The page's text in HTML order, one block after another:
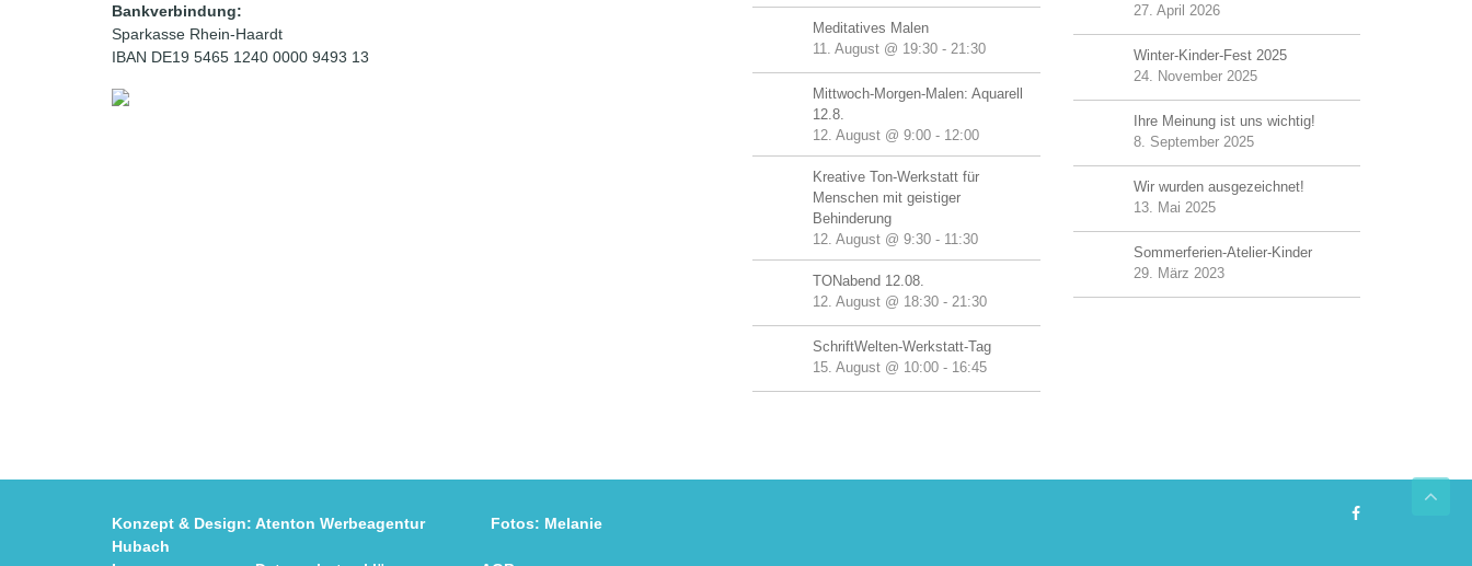
Bankverbindung:
Sparkasse Rhein-Haardt
IBAN DE19 5465 1240 0000 9493 13
Meditatives Malen
11. August @ 19:30 - 21:30
Mittwoch-Morgen-Malen: Aquarell
12.8.
12. August @ 9:00 - 12:00
Kreative Ton-Werkstatt für
Menschen mit geistiger
Behinderung
12. August @ 9:30 - 11:30
TONabend 12.08.
12. August @ 18:30 - 21:30
SchriftWelten-Werkstatt-Tag
15. August @ 10:00 - 16:45
27. April 2026
Winter-Kinder-Fest 2025
24. November 2025
Ihre Meinung ist uns wichtig!
8. September 2025
Wir wurden ausgezeichnet!
13. Mai 2025
Sommerferien-Atelier-Kinder
29. März 2023
Konzept & Design: Atenton WerbeagenturFotos: Melanie
Hubach